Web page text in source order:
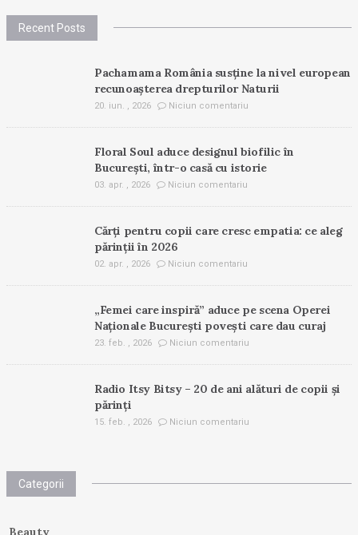
Recent Posts
Pachamama România susține la nivel european
recunoașterea drepturilor Naturii
20. iun. , 2026 Niciun comentariu
Floral Soul aduce designul biofilic în
București, într-o casă cu istorie
03. apr. , 2026 Niciun comentariu
Cărți pentru copii care cresc empatia: ce aleg
părinții în 2026
02. apr. , 2026 Niciun comentariu
„Femei care inspiră” aduce pe scena Operei
Naționale București povești care dau curaj
23. feb. , 2026 Niciun comentariu
Radio Itsy Bitsy – 20 de ani alături de copii și
părinți
15. feb. , 2026 Niciun comentariu
Categorii
Beauty